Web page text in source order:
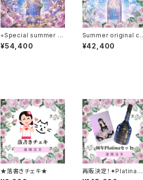
⭐︎Special summer or
iginal champagne ⭐︎
¥54,400
Summer original ch
ampagne
¥42,400
★落書きチェキ★
再販決定！✦Platinaセ
ット✦